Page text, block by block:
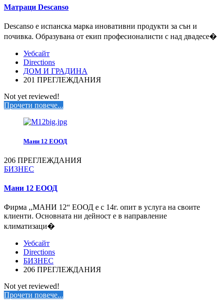
Матраци Descanso
Descanso е испанска марка иновативни продукти за сън и
почивка. Образувана от екип професионалисти с над двадесе�
Уебсайт
Directions
ДОМ И ГРАДИНА
201 ПРЕГЛЕЖДАНИЯ
Not yet reviewed!
Прочети повече...
Мани 12 ЕООД
206 ПРЕГЛЕЖДАНИЯ
БИЗНЕС
Мани 12 ЕООД
Фирма ,,МАНИ 12“ ЕООД е с 14г. опит в услуга на своите
клиенти. Основната ни дейност е в направление
климатизаци�
Уебсайт
Directions
БИЗНЕС
206 ПРЕГЛЕЖДАНИЯ
Not yet reviewed!
Прочети повече...